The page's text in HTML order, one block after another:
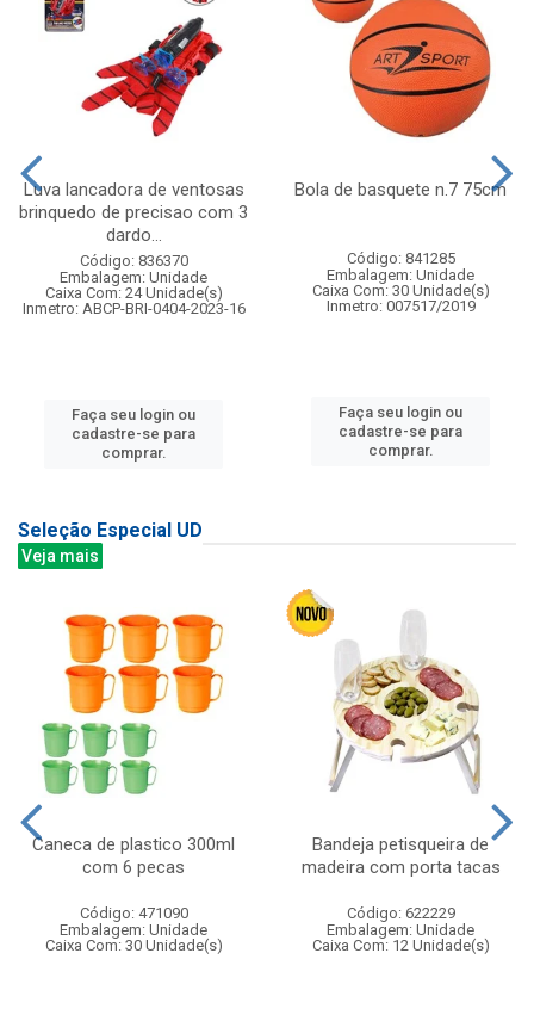
Luva lancadora de ventosas
brinquedo de precisao com 3
dardo...
Código: 836370
Embalagem: Unidade
Caixa Com: 24 Unidade(s)
Inmetro: ABCP-BRI-0404-2023-16
Faça seu login ou
cadastre-se para
comprar.
Bola de basquete n.7 75cm
Código: 841285
Embalagem: Unidade
Caixa Com: 30 Unidade(s)
Inmetro: 007517/2019
Faça seu login ou
cadastre-se para
comprar.
Seleção Especial UD
Veja mais
Caneca de plastico 300ml
com 6 pecas
Código: 471090
Embalagem: Unidade
Caixa Com: 30 Unidade(s)
Bandeja petisqueira de
madeira com porta tacas
Código: 622229
Embalagem: Unidade
Caixa Com: 12 Unidade(s)